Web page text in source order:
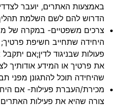
באמצעות האתרים, יועבר
הדרוש להם לשם השלמת
צרכים משפטיים- במקרה של
היחידה שתחייב חשיפת
פעולות שבניגוד לדין;אם
את פרטיך או המידע אודותיך
שהיחידה תוכל להתגונן מפני
מכירת/העברת פעילות- אם
צורה שהיא את פעילות האתרים